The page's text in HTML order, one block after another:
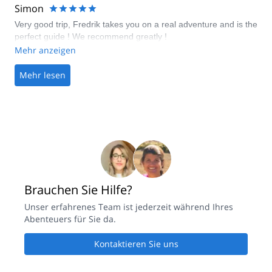
the management fee however I feel the system requires a
beforehand, but most likely we would just have needed to ask
more directly. Definitely a thumbs up from us!
Simon
Very good trip, Fredrik takes you on a real adventure and is the
perfect guide ! We recommend greatly !
Mehr anzeigen
Mehr lesen
Brauchen Sie Hilfe?
Unser erfahrenes Team ist jederzeit während Ihres
Abenteuers für Sie da.
Kontaktieren Sie uns